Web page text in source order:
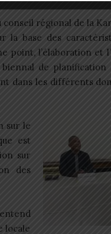
régional de la
la base des
point, l’élaboration et
de planification
dans les différents
sur le
est
sur
des
locale